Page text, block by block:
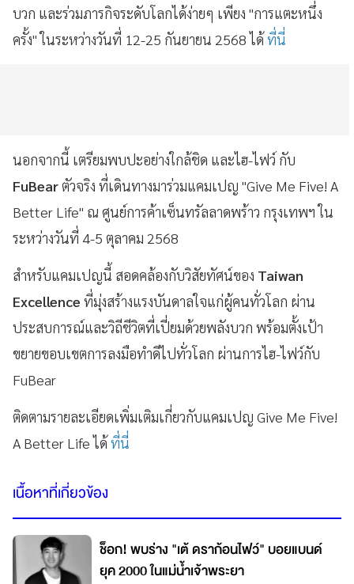
บวก และร่วมภารกิจระดับโลกได้ง่ายๆ เพียง "การแตะหนึ่ง
ครั้ง" ในระหว่างวันที่ 12-25 กันยายน 2568 ได้ที่นี่
นอกจากนี้ เตรียมพบปะอย่างใกล้ชิด และไฮ-ไฟว์ กับ
FuBearตัวจริง ที่เดินทางมาร่วมแคมเปญ "Give Me Five! A
Better Life" ณ ศูนย์การค้าเซ็นทรัลลาดพร้าว กรุงเทพฯ ใน
ระหว่างวันที่ 4-5 ตุลาคม 2568
สำหรับแคมเปญนี้ สอดคล้องกับวิสัยทัศน์ของ Taiwan
Excellence ที่มุ่งสร้างแรงบันดาลใจแก่ผู้คนทั่วโลก ผ่าน
ประสบการณ์และวิถีชีวิตที่เปี่ยมด้วยพลังบวก พร้อมตั้งเป้า
ขยายขอบเขตการลงมือทำดีไปทั่วโลก ผ่านการไฮ-ไฟว์กับ
FuBear
ติดตามรายละเอียดเพิ่มเติมเกี่ยวกับแคมเปญ Give Me Five!
A Better Life ได้ที่นี่
เนื้อหาที่เกี่ยวข้อง
ช็อก! พบร่าง "เต้ ดราก้อนไฟว์" บอยแบนด์
ยุค 2000 ในแม่น้ำเจ้าพระยา